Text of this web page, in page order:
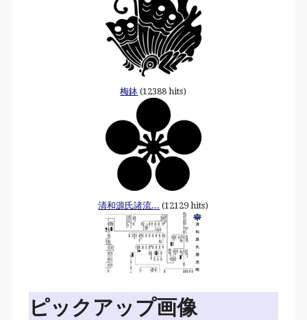
梅鉢 (12388 hits)
清和源氏諸流... (12129 hits)
ピックアップ画像